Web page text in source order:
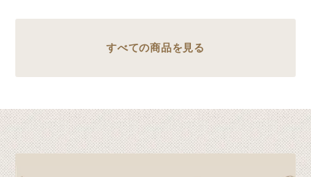
すべての商品を見る